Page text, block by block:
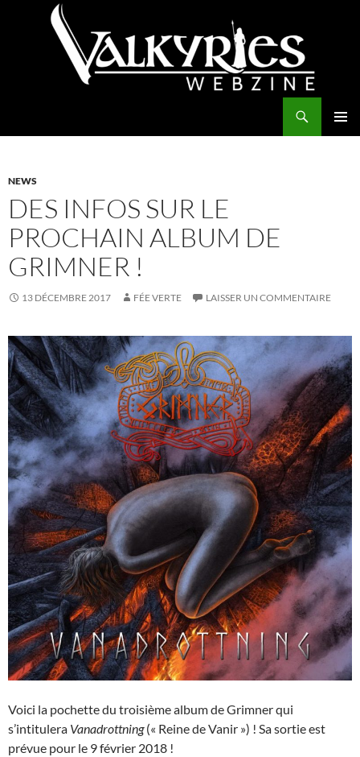
NEWS
DES INFOS SUR LE
PROCHAIN ALBUM DE
GRIMNER !
13 DÉCEMBRE 2017 FÉE VERTE LAISSER UN COMMENTAIRE
Voici la pochette du troisième album de Grimner qui
s’intitulera Vanadrottning(« Reine de Vanir ») ! Sa sortie est
prévue pour le 9 février 2018 !